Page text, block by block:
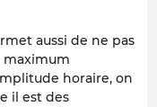
aussi de ne pas
maximum
horaire, on
il est des